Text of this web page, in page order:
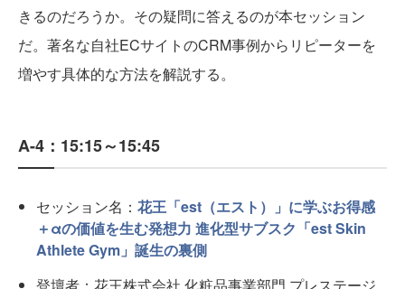
きるのだろうか。その疑問に答えるのが本セッション
だ。著名な自社ECサイトのCRM事例からリピーターを
増やす具体的な方法を解説する。
A-4：15:15～15:45
セッション名： 花王「est（エスト）」に学ぶお得感
＋αの価値を生む発想力 進化型サブスク「est Skin
Athlete Gym」誕生の裏側